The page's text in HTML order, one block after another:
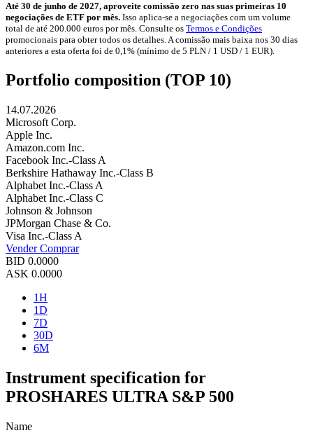
Até 30 de junho de 2027, aproveite comissão zero nas suas primeiras 10
negociações de ETF por mês. Isso aplica-se a negociações com um volume
total de até 200.000 euros por mês. Consulte os Termos e Condições
promocionais para obter todos os detalhes. A comissão mais baixa nos 30 dias
anteriores a esta oferta foi de 0,1% (mínimo de 5 PLN / 1 USD / 1 EUR).
Portfolio composition (TOP 10)
14.07.2026
Microsoft Corp.
Apple Inc.
Amazon.com Inc.
Facebook Inc.-Class A
Berkshire Hathaway Inc.-Class B
Alphabet Inc.-Class A
Alphabet Inc.-Class C
Johnson & Johnson
JPMorgan Chase & Co.
Visa Inc.-Class A
VenderComprar
BID 0.0000
ASK 0.0000
1H
1D
7D
30D
6M
Instrument specification for
PROSHARES ULTRA S&P 500
Name